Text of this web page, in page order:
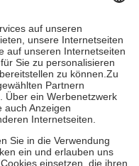
mehr als die tatsächlichen
für Online-Apotheken.
beträgt die
zehn Euro je
ihre eigene Gesundheit zu
Familie zu unterstützen,
18. Lebensjahr